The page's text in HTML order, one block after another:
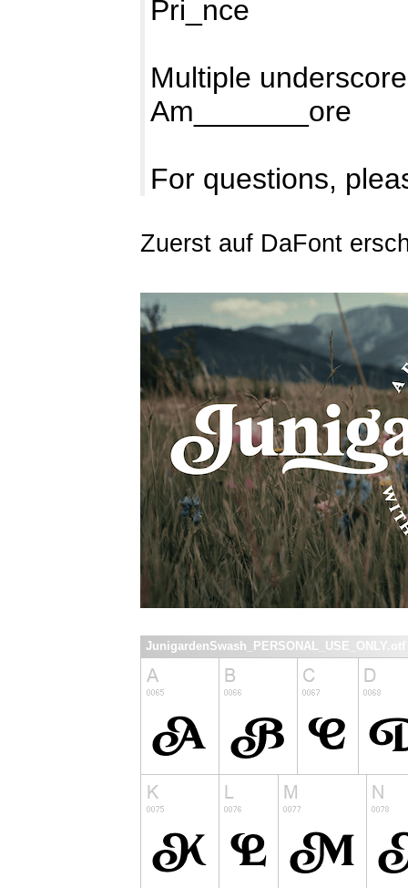
Pri_nce
Multiple
Am_______ore
For questions,
Zuerst auf DaFont
JunigardenSwash_PERSONAL_USE_ONLY.otf